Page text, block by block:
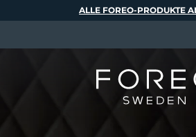
ALLE FOREO-PRODUKTE